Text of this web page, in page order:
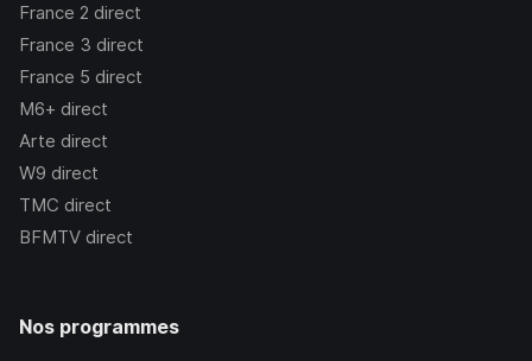
France 2 direct
France 3 direct
France 5 direct
M6+ direct
Arte direct
W9 direct
TMC direct
BFMTV direct
Nos programmes